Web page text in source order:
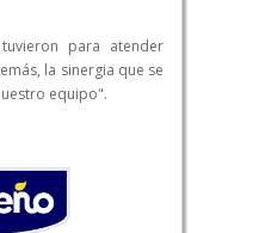
para atender
la sinergia que se
equipo".